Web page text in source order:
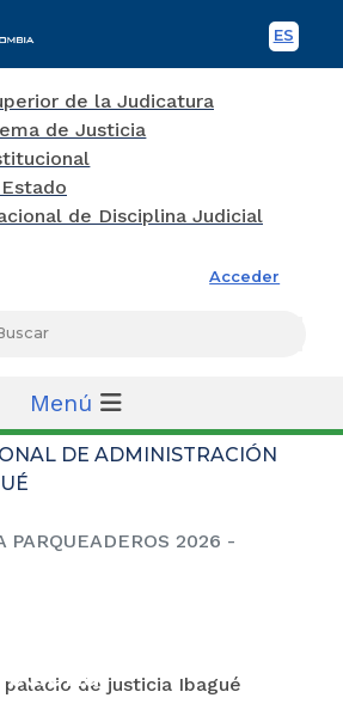
ES
Acceder
Menú
DE ADMINISTRACIÓN
PARQUEADEROS 2026 -